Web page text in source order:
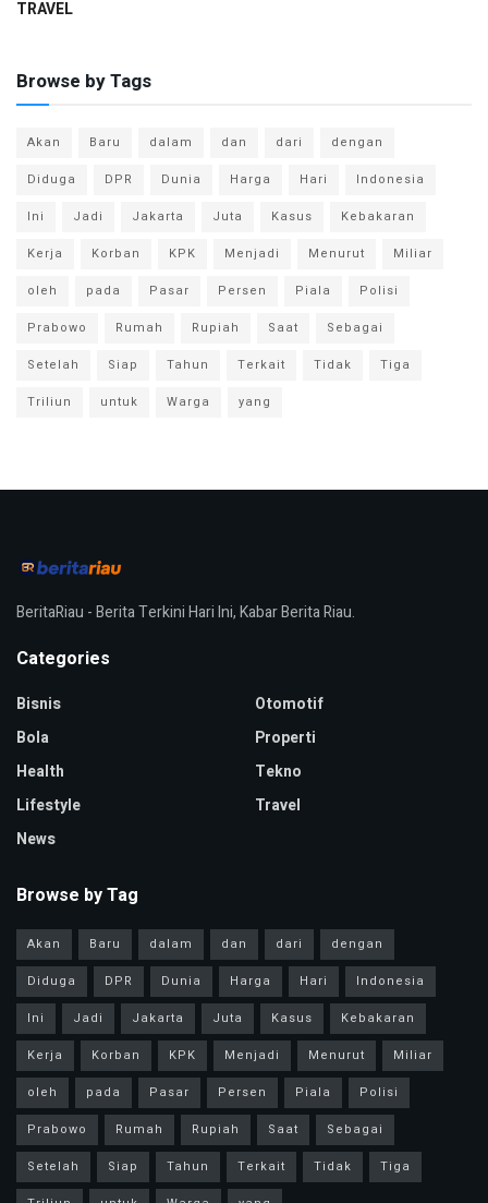
TRAVEL
Browse by Tags
Akan Baru dalam dan dari
dengan
Diduga
DPR Dunia Harga Hari
Indonesia
Ini
Jadi Jakarta Juta Kasus
Kebakaran
Kerja
Korban KPK Menjadi Menurut
Miliar
oleh
pada Pasar Persen Piala
Polisi
Prabowo
Rumah Rupiah Saat
Sebagai
Setelah
Siap Tahun Terkait Tidak
Tiga
Triliun
untuk Warga yang
BeritaRiau - Berita Terkini Hari Ini, Kabar Berita Riau.
Categories
Bisnis
Bola
Health
Lifestyle
News
Otomotif
Properti
Tekno
Travel
Browse by Tag
Akan Baru dalam dan dari
dengan
Diduga
DPR Dunia Harga Hari
Indonesia
Ini
Jadi Jakarta Juta Kasus
Kebakaran
Kerja
Korban KPK Menjadi Menurut
Miliar
oleh
pada Pasar Persen Piala
Polisi
Prabowo
Rumah Rupiah Saat
Sebagai
Setelah
Siap Tahun Terkait Tidak
Tiga